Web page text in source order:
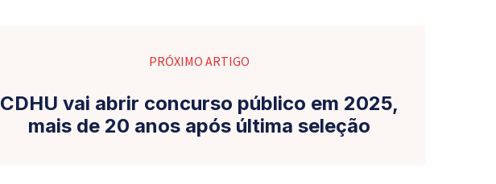
PRÓXIMO ARTIGO
CDHU vai abrir concurso público em 2025,
mais de 20 anos após última seleção